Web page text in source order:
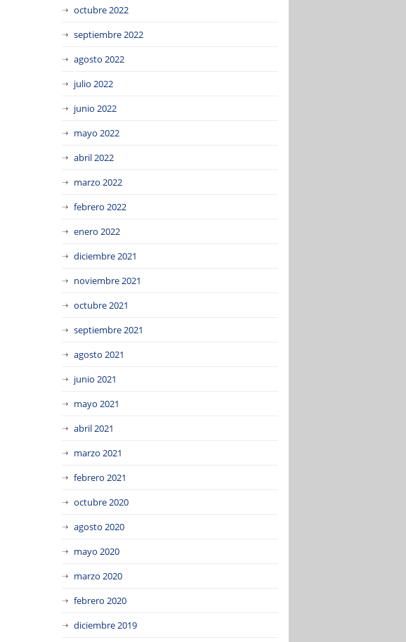
octubre 2022
septiembre 2022
agosto 2022
julio 2022
junio 2022
mayo 2022
abril 2022
marzo 2022
febrero 2022
enero 2022
diciembre 2021
noviembre 2021
octubre 2021
septiembre 2021
agosto 2021
junio 2021
mayo 2021
abril 2021
marzo 2021
febrero 2021
octubre 2020
agosto 2020
mayo 2020
marzo 2020
febrero 2020
diciembre 2019